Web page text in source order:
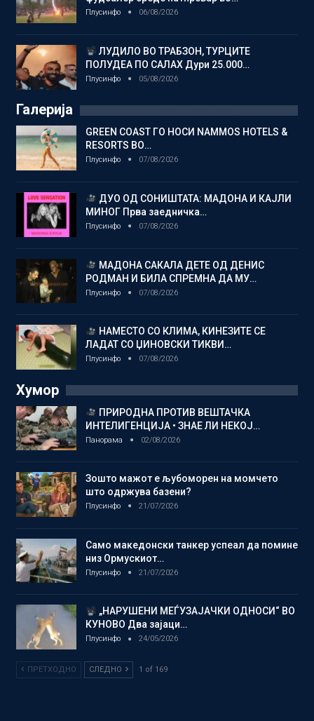
Плусинфо 06/08/2026
ЛУДИЛО ВО ТРАБЗОН, ТУРЦИТЕ
ПОЛУДЕА ПО САЛАХ Дури 25.000…
Плусинфо 05/08/2026
Галерија
GREEN COAST ГО НОСИ NAMMOS HOTELS &
RESORTS ВО…
Плусинфо 07/08/2026
ДУО ОД СОНИШТАТА: МАДОНА И КАЈЛИ
МИНОГ Прва заедничка…
Плусинфо 07/08/2026
МАДОНА САКАЛА ДЕТЕ ОД ДЕНИС
РОДМАН И БИЛА СПРЕМНА ДА МУ…
Плусинфо 07/08/2026
НАМЕСТО СО КЛИМА, КИНЕЗИТЕ СЕ
ЛАДАТ СО ЏИНОВСКИ ТИКВИ…
Плусинфо 07/08/2026
Хумор
ПРИРОДНА ПРОТИВ ВЕШТАЧКА
ИНТЕЛИГЕНЦИЈА • ЗНАЕ ЛИ НЕКОЈ…
Панорама 02/08/2026
Зошто мажот е љубоморен на момчето
што одржува базени?
Плусинфо 21/07/2026
Само македонски танкер успеал да помине
низ Ормускиот…
Плусинфо 21/07/2026
„НАРУШЕНИ МЕЃУЗАЈАЧКИ ОДНОСИ“ ВО
КУНОВО Два зајаци…
Плусинфо 24/05/2026
ПРЕТХОДНО СЛЕДНО 1 of 169